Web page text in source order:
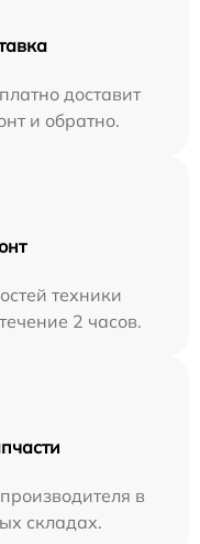
доставит
и обратно.
техники
2 часов.
в
складах.